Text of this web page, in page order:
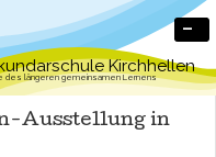
Kirchhellen
des längeren gemeinsamen Lernens
-
Ausstellung in